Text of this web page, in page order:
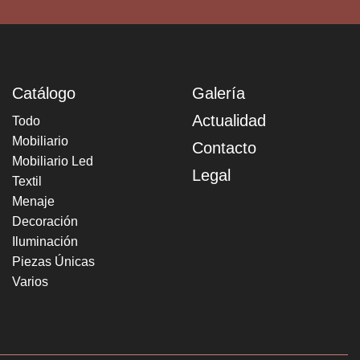
Catálogo
Todo
Mobiliario
Mobiliario Led
Textil
Menaje
Decoración
Iluminación
Piezas Únicas
Varios
Galería
Actualidad
Contacto
Legal